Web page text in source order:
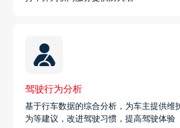
驾驶行为分析
基于行车数据的综合分析，为车主提供维
为等建议，改进驾驶习惯，提高驾驶体验